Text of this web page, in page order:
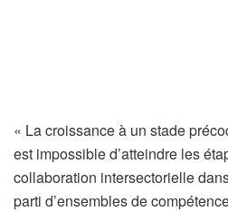
« La croissance à un stade
est impossible d’atteindre les
collaboration intersectorielle
parti d’ensembles de